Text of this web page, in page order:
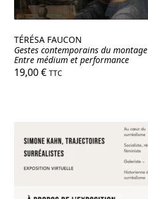
TÉRÉSA FAUCON
Gestes contemporains du montage
Entre médium et performance
19,00€ TTC